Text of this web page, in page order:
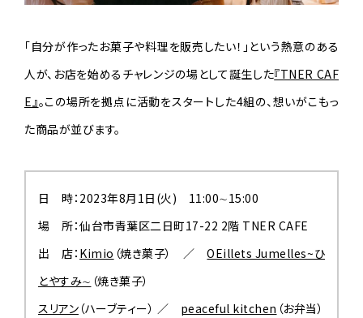
「自分が作ったお菓子や料理を販売したい！」という熱意のある
人が、お店を始めるチャレンジの場として誕生した『TNER CAF
E』。この場所を拠点に活動をスタートした4組の、想いがこもっ
た商品が並びます。
日 時：2023年8月1日(火) 11:00∼15:00
場 所：仙台市青葉区二日町17-22 2階 TNER CAFE
出 店： Kimio （焼き菓子） ／OEillets Jumelles~ひ
とやすみ∼ （焼き菓子）
スリアン （ハーブティー） ／ peaceful kitchen （お弁当）